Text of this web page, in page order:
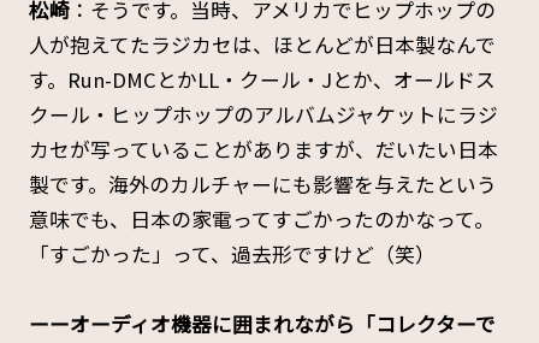
松崎：そうです。当時、アメリカでヒップホップの
人が抱えてたラジカセは、ほとんどが日本製なんで
す。Run-DMCとかLL・クール・Jとか、オールドス
クール・ヒップホップのアルバムジャケットにラジ
カセが写っていることがありますが、だいたい日本
製です。海外のカルチャーにも影響を与えたという
意味でも、日本の家電ってすごかったのかなって。
「すごかった」って、過去形ですけど（笑）
ーーオーディオ機器に囲まれながら「コレクターで